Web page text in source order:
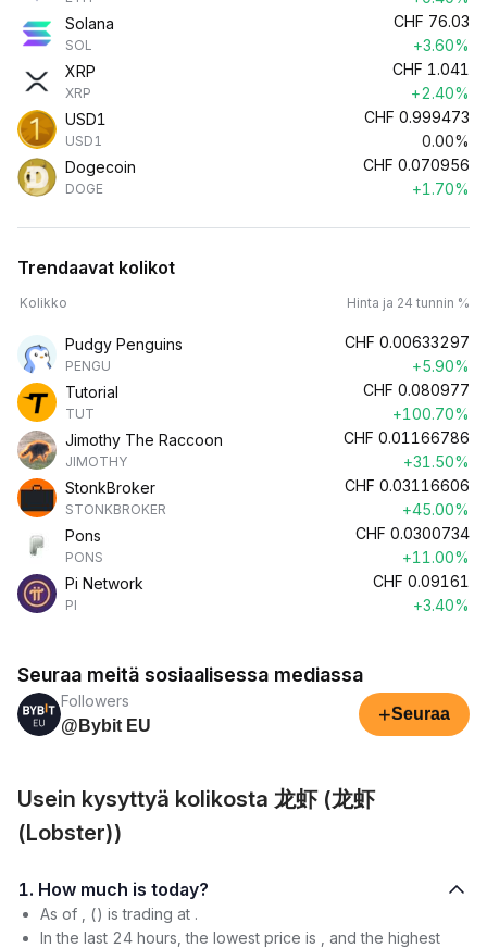
Solana
SOL
CHF 76.03
+3.60%
XRP
XRP
CHF 1.041
+2.40%
USD1
USD1
CHF 0.999473
0.00%
Dogecoin
DOGE
CHF 0.070956
+1.70%
Trendaavat kolikot
Kolikko Hinta ja 24 tunnin %
Pudgy Penguins
PENGU
CHF 0.00633297
+5.90%
Tutorial
TUT
CHF 0.080977
+100.70%
Jimothy The Raccoon
JIMOTHY
CHF 0.01166786
+31.50%
StonkBroker
STONKBROKER
CHF 0.03116606
+45.00%
Pons
PONS
CHF 0.0300734
+11.00%
Pi Network
PI
CHF 0.09161
+3.40%
Seuraa meitä sosiaalisessa mediassa
Followers
@Bybit EU
+Seuraa
Usein kysyttyä kolikosta 龙虾 (龙虾
(Lobster))
1. How much is today?
As of , () is trading at .
In the last 24 hours, the lowest price is , and the highest